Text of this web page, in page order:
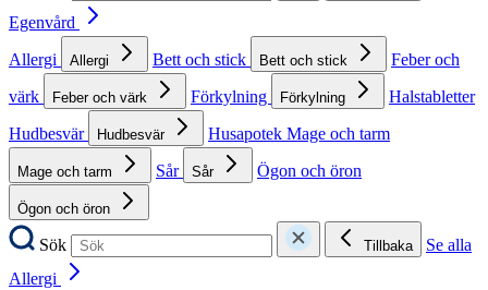
Egenvård
Allergi
Allergi Bett och stick Bett och stick
Feber och
värk
Feber och värk Förkylning Förkylning
Halstabletter
Hudbesvär
Hudbesvär Husapotek Mage och tarm
Mage och tarm Sår Sår Ögon och öron
Ögon och öron
Sök Tillbaka
Se alla
Allergi